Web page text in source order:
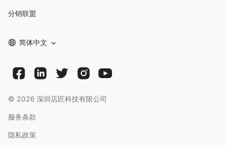
分销联盟
简体中文
© 2026 深圳店匠科技有限公司
服务条款
隐私政策